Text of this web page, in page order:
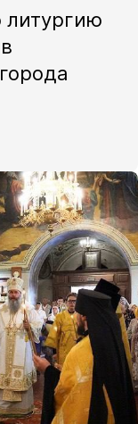
литургию